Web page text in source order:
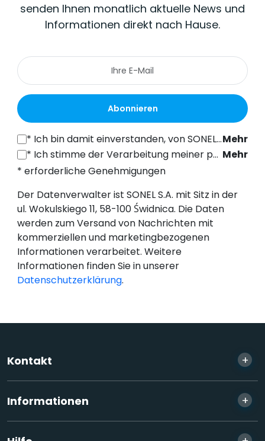
senden Ihnen monatlich aktuelle News und
Informationen direkt nach Hause.
Abonnieren
* Ich bin damit einverstanden, von SONEL S.A. mit Sitz in der ul. Wokulskiego 11, 58-100 Świdnica, kommerzielle Informationen auf elektronischem Wege (an die angegebene E-Mail-Adresse) zu Marketingzwecken gemäß Art. 398 des Gesetzes vom 12. Juli 2024 über das Recht der elektronischen Kommunikation zu erhalten. Mehr
* Ich stimme der Verarbeitung meiner personenbezogenen Daten (E-Mail-Adresse) durch SONEL S.A. mit Sitz in ul. Wokulskiego 11, 58-100 Świdnica, zum Zwecke des Versands eines Newsletters mit kommerziellen und marketingbezogenen Informationen gemäß Art. 6 Abs. 1 Buchstabe a) der Datenschutz-Grundverordnung (DSGVO).
Mehr
* erforderliche Genehmigungen
Der Datenverwalter ist SONEL S.A. mit Sitz in der
ul. Wokulskiego 11, 58-100 Świdnica. Die Daten
werden zum Versand von Nachrichten mit
kommerziellen und marketingbezogenen
Informationen verarbeitet. Weitere
Informationen finden Sie in unserer
Datenschutzerklärung.
Kontakt +
Informationen +